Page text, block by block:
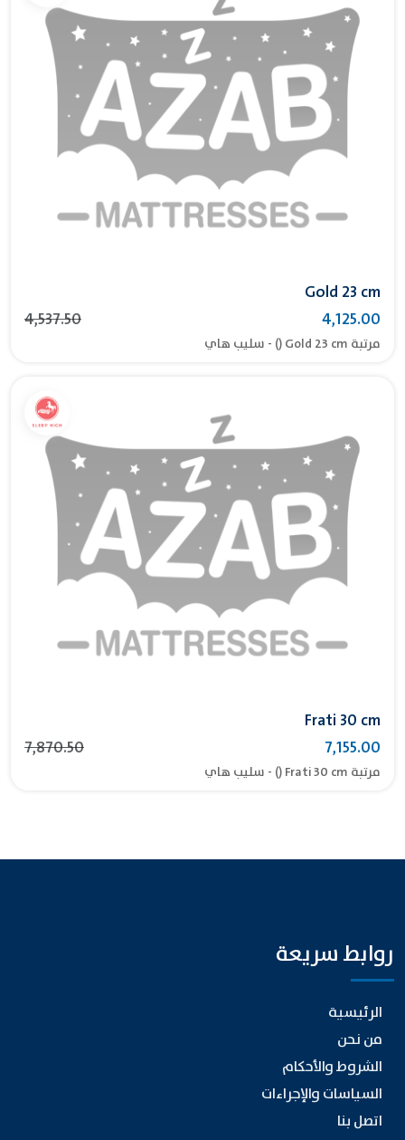
Gold 23 cm
4,125.00
4,537.50
مرتبة Gold 23 cm () - سليب هاي
Frati 30 cm
7,155.00
7,870.50
مرتبة Frati 30 cm () - سليب هاي
روابط سريعة
الرئيسية
من نحن
الشروط والأحكام
السياسات والإجراءات
اتصل بنا